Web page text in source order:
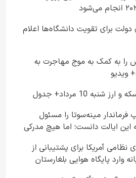
برای تقویت دانشگاه‌ها اعلام
را به کمک به موج مهاجرت به
ویدیو
10 مرداد+ جدول
مینه‌سوتا را مسئول
این ایالت دانست؛ اما هیچ مدرکی
آمریکا برای پشتیبانی از
وارد پایگاه هوایی بلغارستان